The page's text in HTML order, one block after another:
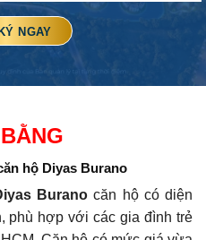
hộ Diyas Burano
Buranocăn hộ có diện
phù hợp với các gia đình trẻ